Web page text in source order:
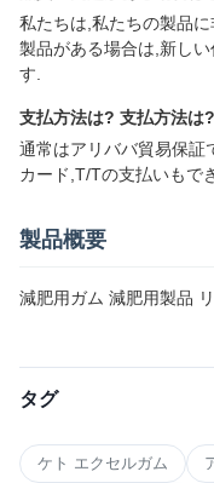
私たちは,私たちの製品
製品がある場合は,新し
す.
支払方法は? 支払方法は?
通常はアリババ貿易保証
カード,T/Tの支払いもで
製品概要
減肥用ガム 減肥用製品
タグ
ケト エクセルガム